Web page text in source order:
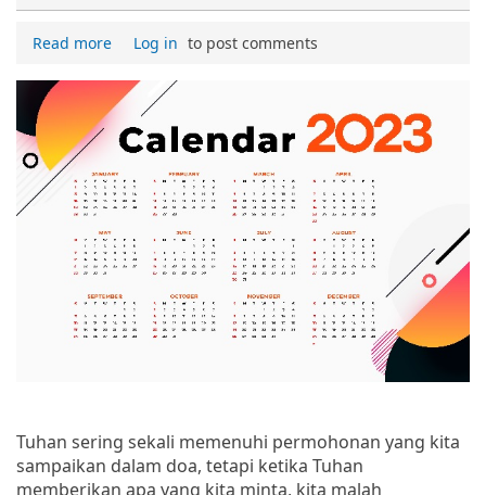
Read more Log in to post comments
Tuhan sering sekali memenuhi permohonan yang kita
sampaikan dalam doa, tetapi ketika Tuhan
memberikan apa yang kita minta, kita malah